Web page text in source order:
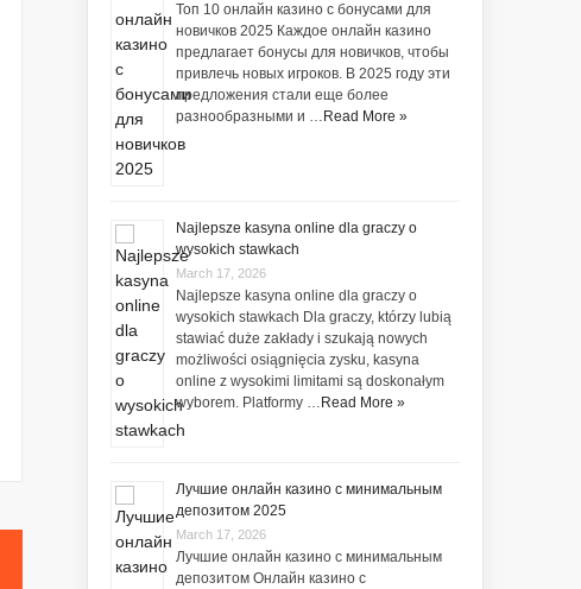
Топ 10 онлайн казино с бонусами для
новичков 2025 Каждое онлайн казино
предлагает бонусы для новичков, чтобы
привлечь новых игроков. В 2025 году эти
предложения стали еще более
разнообразными и … Read More »
Najlepsze kasyna online dla graczy o
wysokich stawkach
March 17, 2026
Najlepsze kasyna online dla graczy o
wysokich stawkach Dla graczy, którzy lubią
stawiać duże zakłady i szukają nowych
możliwości osiągnięcia zysku, kasyna
online z wysokimi limitami są doskonałym
wyborem. Platformy … Read More »
Лучшие онлайн казино с минимальным
депозитом 2025
March 17, 2026
Лучшие онлайн казино с минимальным
депозитом Онлайн казино с